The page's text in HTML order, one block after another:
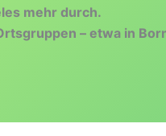
mehr durch.
– etwa in